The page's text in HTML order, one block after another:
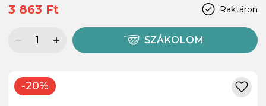
Raktáron
3 863 Ft
SZÁKOLOM
-20%